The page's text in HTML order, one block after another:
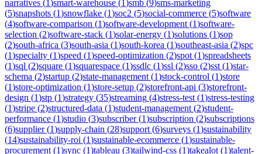
narratives (1)smart-warehouse (1)smb (9)sms-marketing
(5)snapshots (1)snowflake (1)soc2 (5)social-commerce (5)software
(4)software-comparison (1)software-development (1)software-
selection (2)software-stack (1)solar-energy (1)solutions (1)sop
(2)south-africa (3)south-asia (1)south-korea (1)southeast-asia (2)spc
(1)specialty (1)speed (1)speed-optimization (2)spot (1)spreadsheets
(1)sql (2)square (1)squarespace (1)ssdlc (1)ssl (2)sso (2)sst (1)star-
schema (2)startup (2)state-management (1)stock-control (1)store
(1)store-optimization (1)store-setup (2)storefront-api (3)storefront-
design (1)stp (1)strategy (35)streaming (4)stress-test (1)stress-testing
(1)stripe (2)structured-data (1)student-management (2)student-
performance (1)studio (3)subscriber(1)subscription (2)subscriptions
(6)supplier(1)supply-chain (28)support (6)surveys (1)sustainability
(14)sustainability-roi (1)sustainable-ecommerce (1)sustainable-
procurement (1)sync (1)tableau (3)tailwind-css (1)takealot (1)talent-